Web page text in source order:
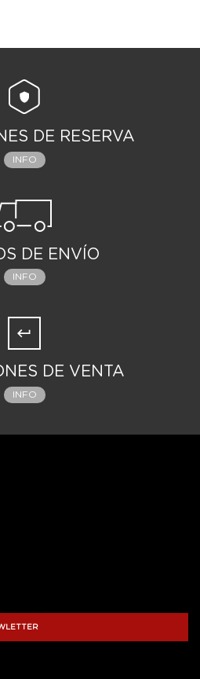
DE RESERVA
INFO
DE ENVÍO
INFO
DE VENTA
INFO